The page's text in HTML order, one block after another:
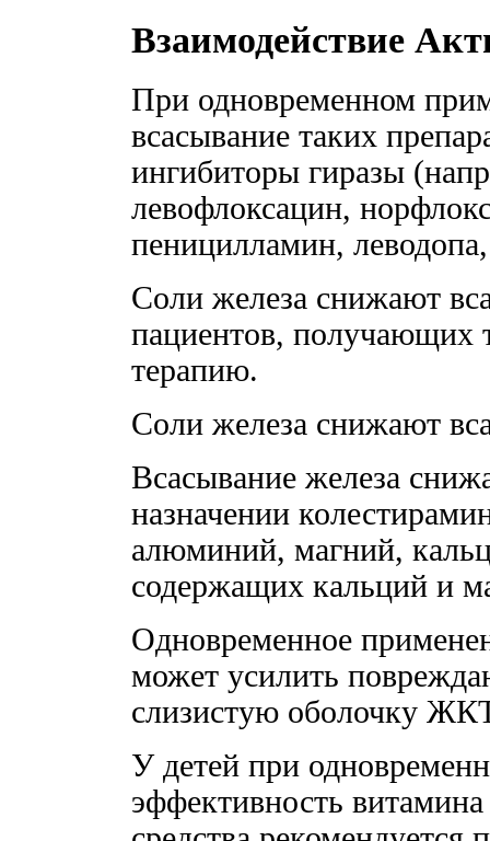
Взаимодействие
При одновременном
всасывание таких
ингибиторы гиразы
левофлоксацин,
пеницилламин,
Соли железа снижают
пациентов, получающих
терапию.
Соли железа снижают
Всасывание железа
назначении
алюминий, магний,
содержащих кальций и
Одновременное
может усилить
слизистую оболочку
У детей при
эффективность